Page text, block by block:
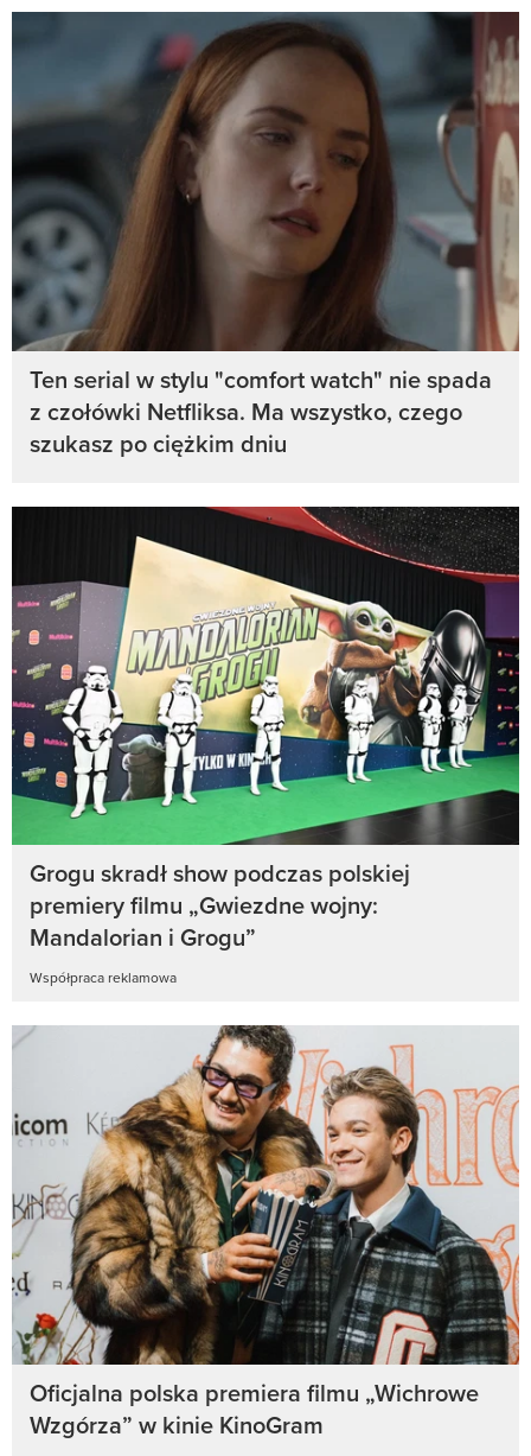
Ten serial w stylu "comfort watch" nie spada
z czołówki Netfliksa. Ma wszystko, czego
szukasz po ciężkim dniu
Grogu skradł show podczas polskiej
premiery filmu „Gwiezdne wojny:
Mandalorian i Grogu”
Współpraca reklamowa
Oficjalna polska premiera filmu „Wichrowe
Wzgórza” w kinie KinoGram